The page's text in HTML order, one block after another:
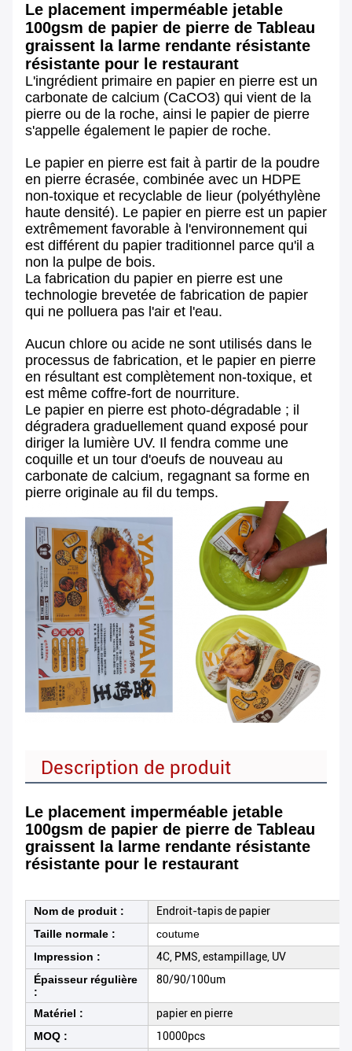
Le placement imperméable jetable
100gsm de papier de pierre de Tableau
graissent la larme rendante résistante
résistante pour le restaurant
L'ingrédient primaire en papier en pierre est un
carbonate de calcium (CaCO3) qui vient de la
pierre ou de la roche, ainsi le papier de pierre
s'appelle également le papier de roche.
Le papier en pierre est fait à partir de la poudre
en pierre écrasée, combinée avec un HDPE
non-toxique et recyclable de lieur (polyéthylène
haute densité). Le papier en pierre est un papier
extrêmement favorable à l'environnement qui
est différent du papier traditionnel parce qu'il a
non la pulpe de bois.
La fabrication du papier en pierre est une
technologie brevetée de fabrication de papier
qui ne polluera pas l'air et l'eau.
Aucun chlore ou acide ne sont utilisés dans le
processus de fabrication, et le papier en pierre
en résultant est complètement non-toxique, et
est même coffre-fort de nourriture.
Le papier en pierre est photo-dégradable ; il
dégradera graduellement quand exposé pour
diriger la lumière UV. Il fendra comme une
coquille et un tour d'oeufs de nouveau au
carbonate de calcium, regagnant sa forme en
pierre originale au fil du temps.
Description de produit
Le placement imperméable jetable
100gsm de papier de pierre de Tableau
graissent la larme rendante résistante
résistante pour le restaurant
Nom de produit :
Endroit-tapis de papier
Taille normale :
coutume
Impression :
4C, PMS, estampillage, UV
Épaisseur régulière
:
80/90/100um
Matériel :
papier en pierre
MOQ :
10000pcs